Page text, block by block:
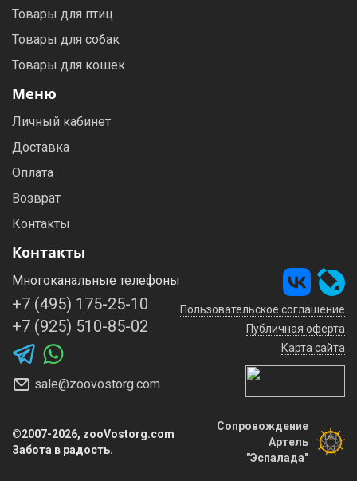
Товары для птиц
Товары для собак
Товары для кошек
Меню
Личный кабинет
Доставка
Оплата
Возврат
Контакты
Контакты
Многоканальные телефоны
+7 (495) 175-25-10
+7 (925) 510-85-02
sale@zoovostorg.com
Пользовательское соглашение
Публичная оферта
Карта сайта
©2007-2026, zooVostorg.com
Забота в радость.
Сопровождение
Артель
"Эспалада"